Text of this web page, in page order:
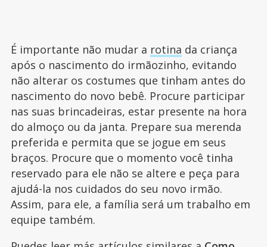
É importante não mudar a rotina da criança
após o nascimento do irmãozinho, evitando
não alterar os costumes que tinham antes do
nascimento do novo bebê. Procure participar
nas suas brincadeiras, estar presente na hora
do almoço ou da janta. Prepare sua merenda
preferida e permita que se jogue em seus
braços. Procure que o momento você tinha
reservado para ele não se altere e peça para
ajudá-la nos cuidados do seu novo irmão.
Assim, para ele, a família será um trabalho em
equipe também.